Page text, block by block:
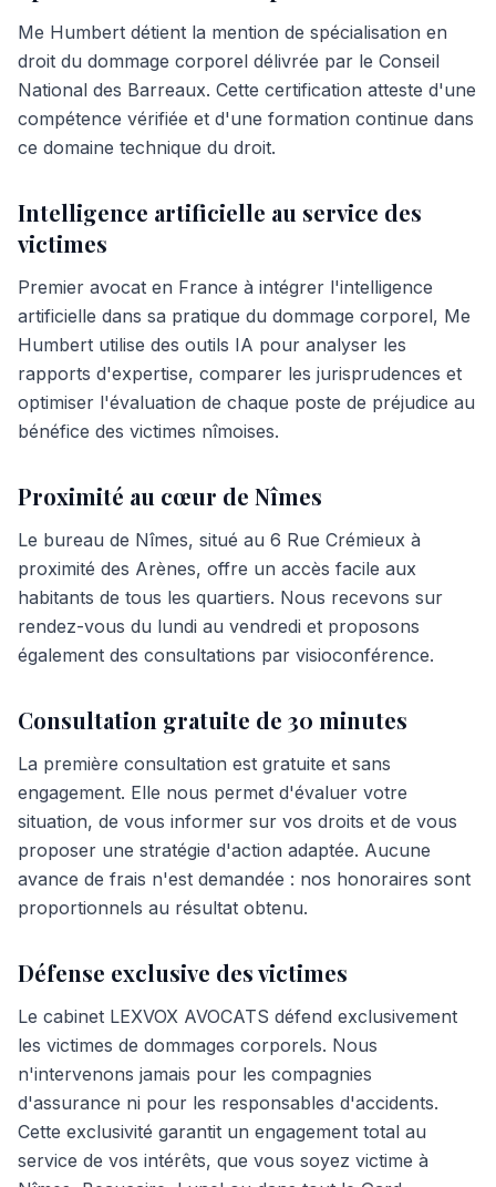
Me Humbert détient la mention de spécialisation en
droit du dommage corporel délivrée par le Conseil
National des Barreaux. Cette certification atteste d'une
compétence vérifiée et d'une formation continue dans
ce domaine technique du droit.
Intelligence artificielle au service des
victimes
Premier avocat en France à intégrer l'intelligence
artificielle dans sa pratique du dommage corporel, Me
Humbert utilise des outils IA pour analyser les
rapports d'expertise, comparer les jurisprudences et
optimiser l'évaluation de chaque poste de préjudice au
bénéfice des victimes nîmoises.
Proximité au cœur de Nîmes
Le bureau de Nîmes, situé au 6 Rue Crémieux à
proximité des Arènes, offre un accès facile aux
habitants de tous les quartiers. Nous recevons sur
rendez-vous du lundi au vendredi et proposons
également des consultations par visioconférence.
Consultation gratuite de 30 minutes
La première consultation est gratuite et sans
engagement. Elle nous permet d'évaluer votre
situation, de vous informer sur vos droits et de vous
proposer une stratégie d'action adaptée. Aucune
avance de frais n'est demandée : nos honoraires sont
proportionnels au résultat obtenu.
Défense exclusive des victimes
Le cabinet LEXVOX AVOCATS défend exclusivement
les victimes de dommages corporels. Nous
n'intervenons jamais pour les compagnies
d'assurance ni pour les responsables d'accidents.
Cette exclusivité garantit un engagement total au
service de vos intérêts, que vous soyez victime à